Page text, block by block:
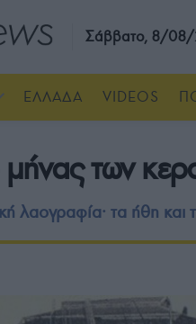
Σάββατο, 8/
ΕΛΛΑΔΑ VIDEOS
των
λαογραφία· τα ήθη